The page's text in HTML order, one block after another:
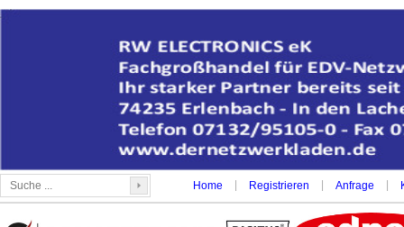
Home Registrieren Anfrage